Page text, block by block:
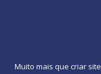
Muito mais que criar site